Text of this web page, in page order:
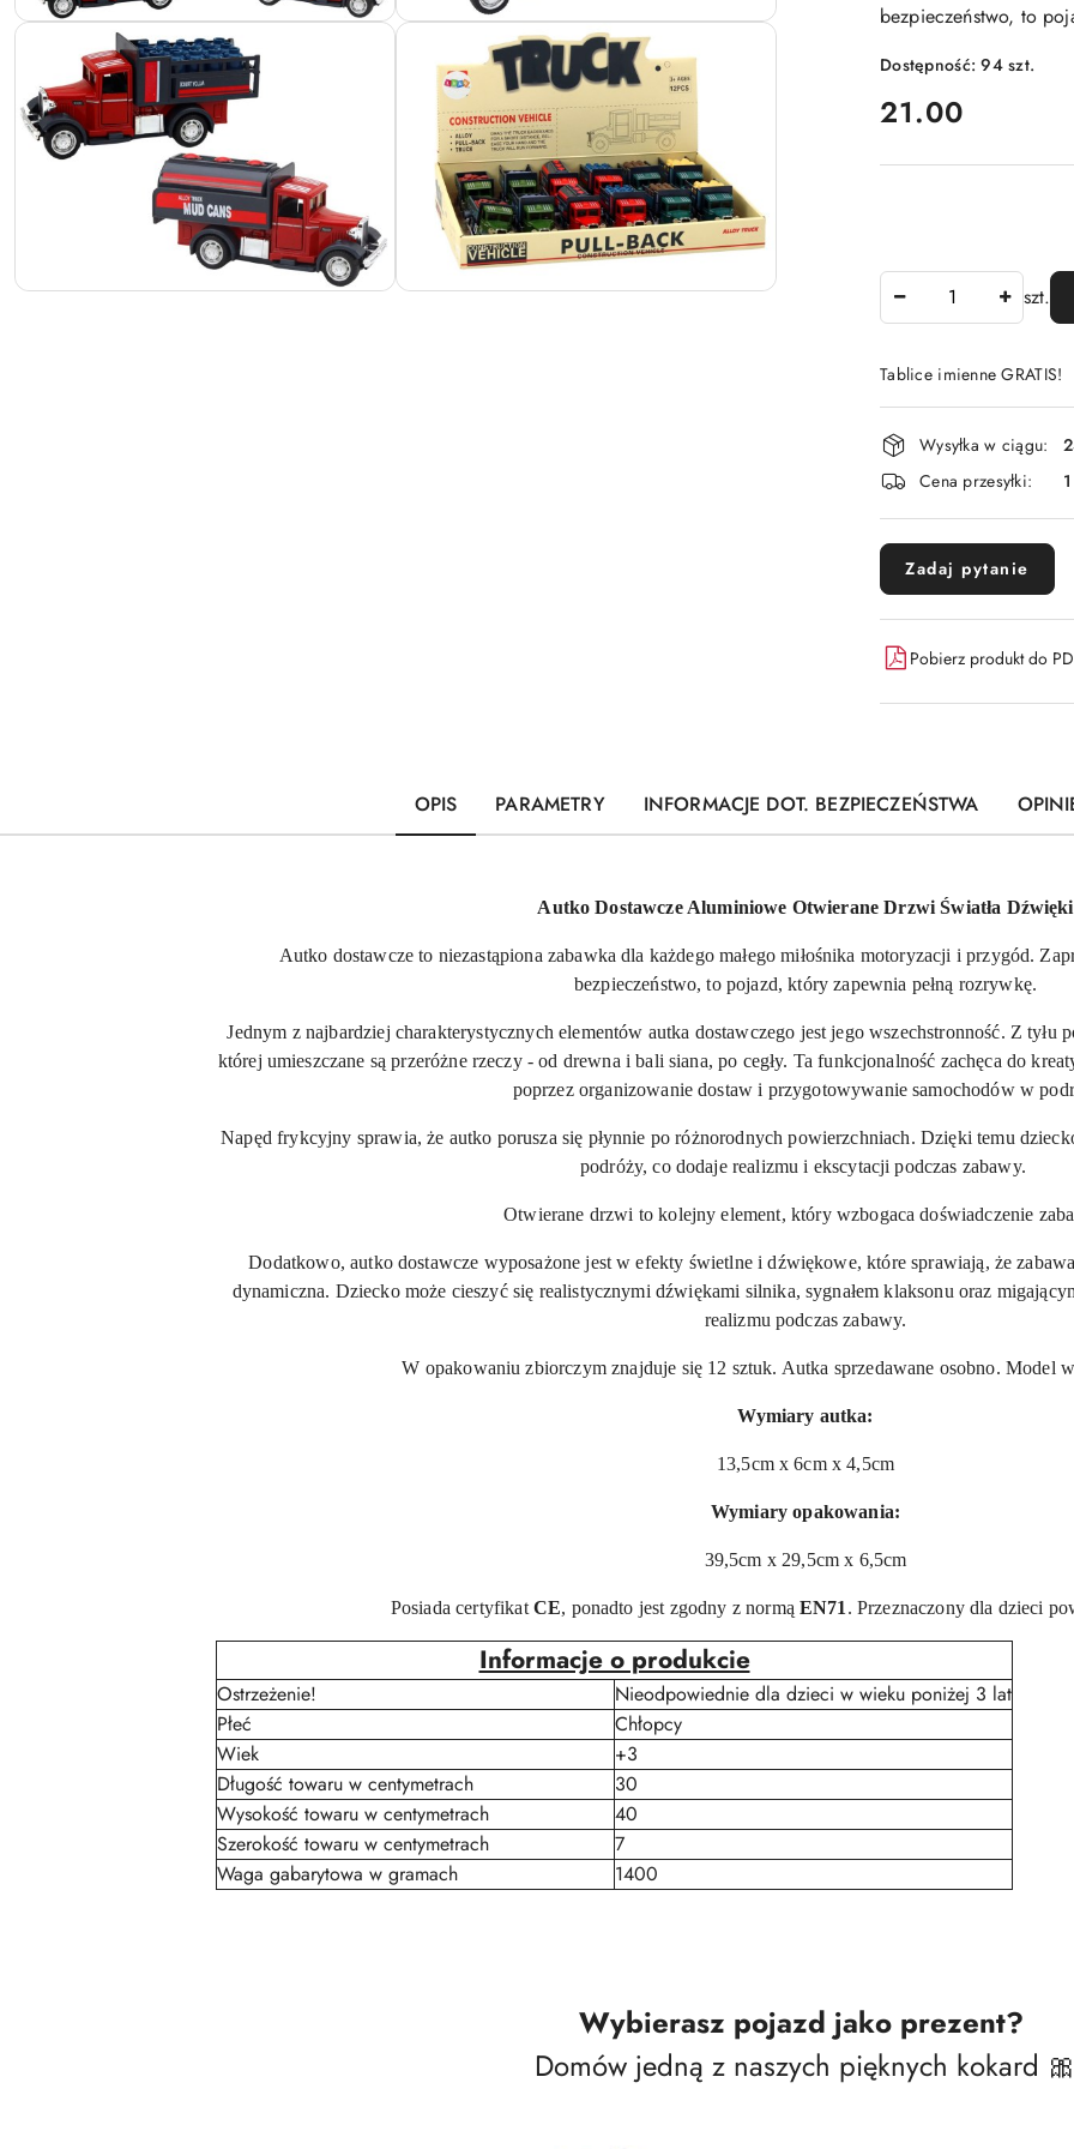
bezpieczeństwo, to
Dostępność:94szt.
cena:
21.00
szt.
Tablice imienne GRATIS!
Dostępność
i
dostawa
Wysyłka w ciągu:
Cena przesyłki:
Zadaj pytanie
Pobierz produkt do
OPIS PARAMETRY INFORMACJE DOT. BEZPIECZEŃSTWA
Autko Dostawcze Aluminiowe Otwierane Drzwi Światła Dźwięki
Autko dostawcze to niezastąpiona zabawka dla każdego małego miłośnika motoryzacji i przygód.
bezpieczeństwo, to pojazd, który zapewnia pełną rozrywkę.
Jednym z najbardziej charakterystycznych elementów autka dostawczego jest jego wszechstronność. Z tyłu
której umieszczane są przeróżne rzeczy - od drewna i bali siana, po cegły. Ta funkcjonalność zachęca do
poprzez organizowanie dostaw i przygotowywanie samochodów w
Napęd frykcyjny sprawia, że autko porusza się płynnie po różnorodnych powierzchniach. Dzięki temu
podróży, co dodaje realizmu i ekscytacji podczas zabawy.
Otwierane drzwi to kolejny element, który wzbogaca doświadczenie
Dodatkowo, autko dostawcze wyposażone jest w efekty świetlne i dźwiękowe, które sprawiają, że
dynamiczna. Dziecko może cieszyć się realistycznymi dźwiękami silnika, sygnałem klaksonu oraz
realizmu podczas zabawy.
W opakowaniu zbiorczym znajduje się 12 sztuk. Autka sprzedawane osobno. Model
Wymiary autka:
13,5cm x 6cm x 4,5cm
Wymiary opakowania:
39,5cm x 29,5cm x 6,5cm
Posiada certyfikat CE, ponadto jest zgodny z normą EN71 . Przeznaczony dla dzieci
Informacje o produkcie
Ostrzeżenie!
Nieodpowiednie dla dzieci w wieku poniżej 3 lat
Płeć
Chłopcy
Wiek
+3
Długość towaru w centymetrach
30
Wysokość towaru w centymetrach
40
Szerokość towaru w centymetrach
7
Waga gabarytowa w gramach
1400
Wybierasz pojazd jako prezent?
Domów jedną z naszych pięknych kokard